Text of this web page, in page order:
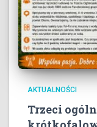
AKTUALNOŚCI
Trzeci